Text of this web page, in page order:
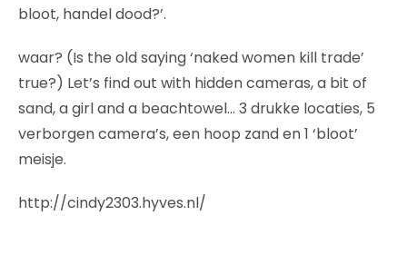
bloot, handel dood?’.
waar? (Is the old saying ‘naked women kill trade’
true?) Let’s find out with hidden cameras, a bit of
sand, a girl and a beachtowel… 3 drukke locaties, 5
verborgen camera’s, een hoop zand en 1 ‘bloot’
meisje.
http://cindy2303.hyves.nl/